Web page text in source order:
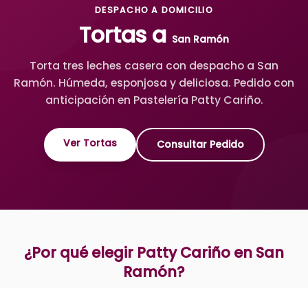
DESPACHO A DOMICILIO
Tortas a San Ramón
Torta tres leches casera con despacho a San
Ramón. Húmeda, esponjosa y deliciosa. Pedido con
anticipación en Pastelería Patty Cariño.
Ver Tortas Consultar Pedido
¿Por qué elegir Patty Cariño en San
Ramón?